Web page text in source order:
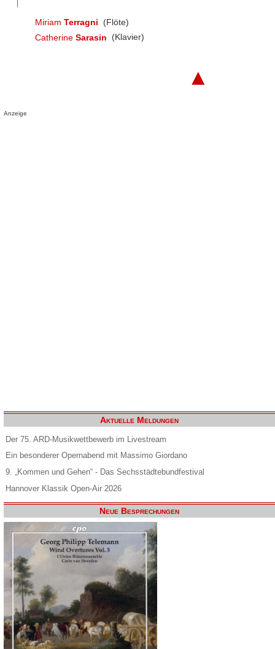
Miriam Terragni
(Flöte)
Catherine Sarasin (Klavier)
▲
Anzeige
Aktuelle Meldungen
Der 75. ARD-Musikwettbewerb im Livestream
Ein besonderer Opernabend mit Massimo Giordano
9. „Kommen und Gehen“ - Das Sechsstädtebundfestival
Hannover Klassik Open-Air 2026
Neue Besprechungen